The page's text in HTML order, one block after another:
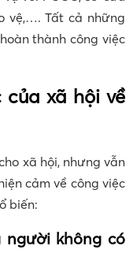
vệ,…. Tất cả những
thành công việc
xã hội về
xã hội, nhưng vẫn
cảm về công việc
biến:
không có